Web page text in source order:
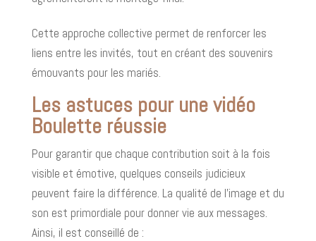
Cette approche collective permet de renforcer les
liens entre les invités, tout en créant des souvenirs
émouvants pour les mariés.
Les astuces pour une vidéo
Boulette réussie
Pour garantir que chaque contribution soit à la fois
visible et émotive, quelques conseils judicieux
peuvent faire la différence. La qualité de l’image et du
son est primordiale pour donner vie aux messages.
Ainsi, il est conseillé de :